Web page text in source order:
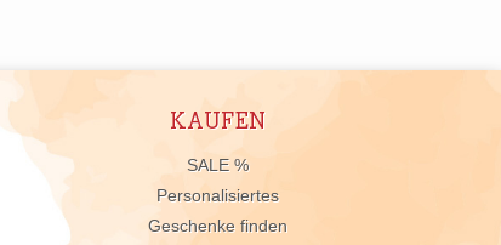
KAUFEN
SALE %
Personalisiertes
Geschenke finden